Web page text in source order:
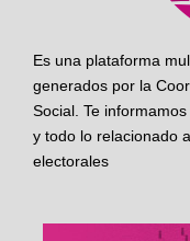
Es una plataforma
generados por la
Social. Te
y todo lo relacionado
electorales